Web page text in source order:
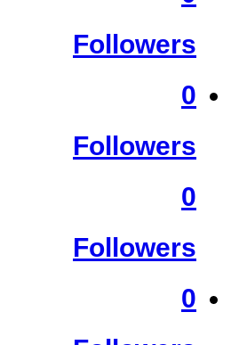
Followers
0
Followers
0
Followers
0